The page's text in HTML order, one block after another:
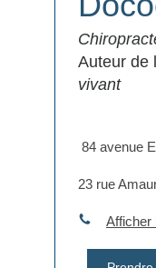
Auteur de
vivant
84 avenue
​23 rue
Afficher